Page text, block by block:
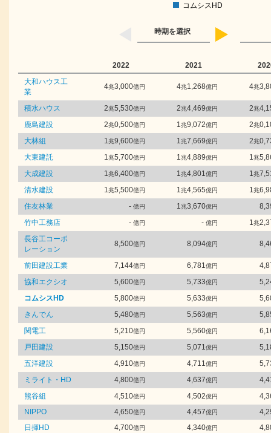
コムシスHD
時期を選択
2022 2021
大和ハウス工
業
4兆3,000億円 4兆1,268億円 4兆
積水ハウス 2兆5,530億円 2兆4,469億円 2兆
鹿島建設
2兆0,500億円 1兆9,072億円 2兆
大林組
1兆9,600億円 1兆7,669億円 2兆
大東建託
1兆5,700億円 1兆4,889億円 1兆
大成建設
1兆6,400億円 1兆4,801億円 1兆
清水建設
1兆5,500億円 1兆4,565億円 1兆
住友林業
- 億円 1兆3,670億円
竹中工務店
- 億円 - 億円 1兆
長谷工コーポ
レーション
8,500億円 8,094億円
前田建設工業 7,144億円 6,781億円
協和エクシオ
5,600億円 5,733億円
コムシスHD
5,800億円 5,633億円
きんでん
5,480億円 5,563億円
関電工
5,210億円 5,560億円
戸田建設
5,150億円 5,071億円
五洋建設
4,910億円 4,711億円
ミライト・HD
4,800億円 4,637億円
熊谷組
4,510億円 4,502億円
NIPPO
4,650億円 4,457億円
日揮HD
4,700億円 4,340億円